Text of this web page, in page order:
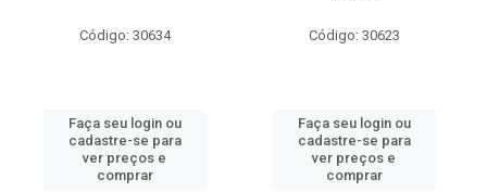
Código: 30634
Faça seu login ou
cadastre-se para
ver preços e
comprar
Código: 30623
Faça seu login ou
cadastre-se para
ver preços e
comprar